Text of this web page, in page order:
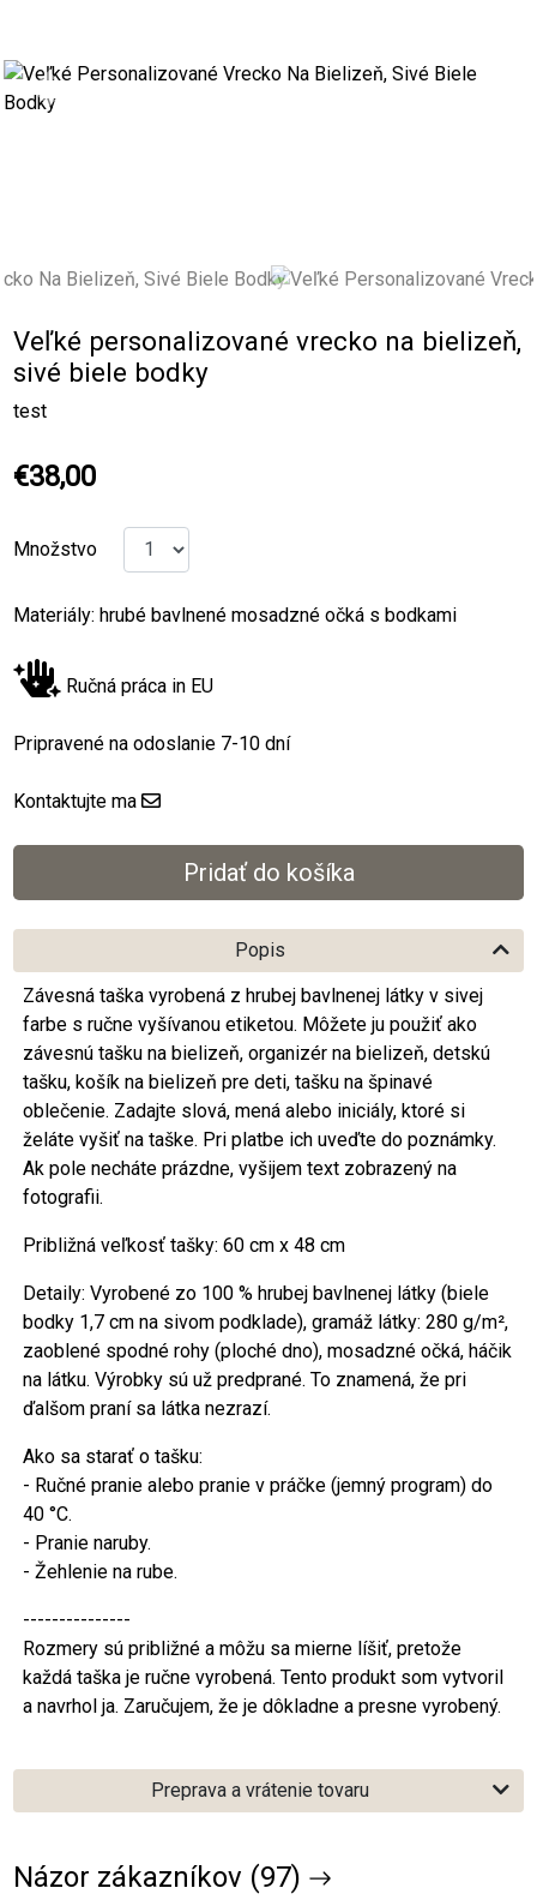
Previous
Veľké personalizované vrecko na bielizeň,
sivé biele bodky
test
€38,00
Množstvo
Materiály: hrubé bavlnené mosadzné očká s bodkami
Ručná práca in EU
Pripravené na odoslanie 7-10 dní
Kontaktujte ma
Popis
Závesná taška vyrobená z hrubej bavlnenej látky v sivej
farbe s ručne vyšívanou etiketou. Môžete ju použiť ako
závesnú tašku na bielizeň, organizér na bielizeň, detskú
tašku, košík na bielizeň pre deti, tašku na špinavé
oblečenie. Zadajte slová, mená alebo iniciály, ktoré si
želáte vyšiť na taške. Pri platbe ich uveďte do poznámky.
Ak pole necháte prázdne, vyšijem text zobrazený na
fotografii.
Približná veľkosť tašky: 60 cm x 48 cm
Detaily: Vyrobené zo 100 % hrubej bavlnenej látky (biele
bodky 1,7 cm na sivom podklade), gramáž látky: 280 g/m²,
zaoblené spodné rohy (ploché dno), mosadzné očká, háčik
na látku. Výrobky sú už predprané. To znamená, že pri
ďalšom praní sa látka nezrazí.
Ako sa starať o tašku:
- Ručné pranie alebo pranie v práčke (jemný program) do
40 °C.
- Pranie naruby.
- Žehlenie na rube.
---------------
Rozmery sú približné a môžu sa mierne líšiť, pretože
každá taška je ručne vyrobená. Tento produkt som vytvoril
a navrhol ja. Zaručujem, že je dôkladne a presne vyrobený.
Preprava a vrátenie tovaru
Názor zákazníkov (97)